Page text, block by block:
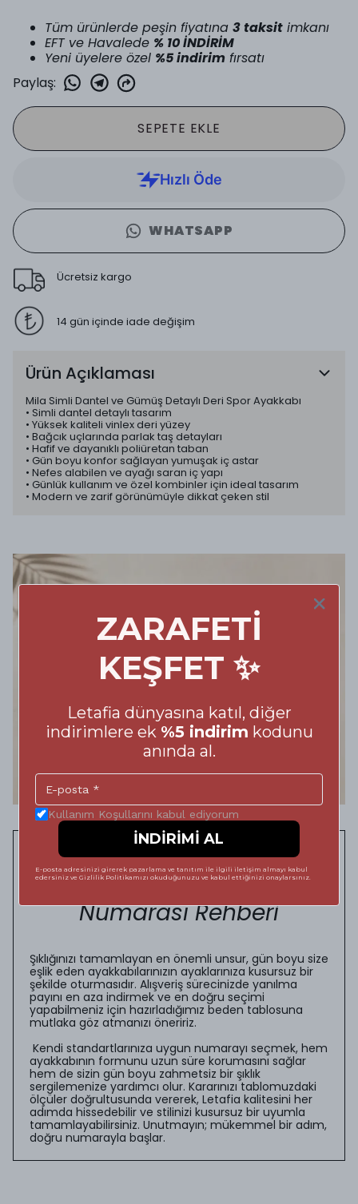
Tüm ürünlerde peşin fiyatına 3 taksit imkanı
EFT ve Havalede % 10 İNDİRİM
Yeni üyelere özel %5 indirim fırsatı
Paylaş:
SEPETE EKLE
WHATSAPP
Ücretsiz kargo
14 gün içinde iade değişim
Ürün Açıklaması
Mila Simli Dantel ve Gümüş Detaylı Deri Spor Ayakkabı
• Simli dantel detaylı tasarım
• Yüksek kaliteli vinlex deri yüzey
• Bağcık uçlarında parlak taş detayları
• Hafif ve dayanıklı poliüretan taban
• Gün boyu konfor sağlayan yumuşak iç astar
• Nefes alabilen ve ayağı saran iç yapı
• Günlük kullanım ve özel kombinler için ideal tasarım
• Modern ve zarif görünümüyle dikkat çeken stil
Adımlarınızda Kusursuz
Konfor: Doğru Ayakkabı
Numarası Rehberi
Şıklığınızı tamamlayan en önemli unsur, gün boyu size
eşlik eden ayakkabılarınızın ayaklarınıza kusursuz bir
şekilde oturmasıdır. Alışveriş sürecinizde yanılma
payını en aza indirmek ve en doğru seçimi
yapabilmeniz için hazırladığımız beden tablosuna
mutlaka göz atmanızı öneririz.
Kendi standartlarınıza uygun numarayı seçmek, hem
ayakkabının formunu uzun süre korumasını sağlar
hem de sizin gün boyu zahmetsiz bir şıklık
sergilemenize yardımcı olur. Kararınızı tablomuzdaki
ölçüler doğrultusunda vererek, Letafia kalitesini her
adımda hissedebilir ve stilinizi kusursuz bir uyumla
tamamlayabilirsiniz. Unutmayın; mükemmel bir adım,
doğru numarayla başlar.
ZARAFETİ
KEŞFET ✨
Letafia dünyasına katıl, diğer
indirimlere ek %5 indirim kodunu
anında al.
Kullanım Koşullarını kabul ediyorum
İNDİRİMİ AL
E-posta adresinizi girerek pazarlama ve tanıtım ile ilgili iletişim almayı kabul
edersiniz ve Gizlilik Politikamızı okuduğunuzu ve kabul ettiğinizi onaylarsınız.